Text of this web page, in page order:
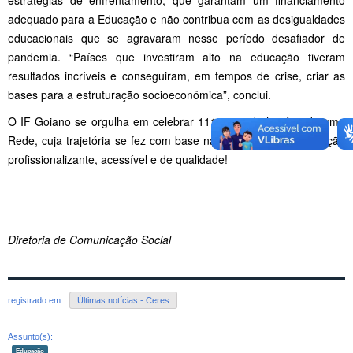
adequado para a Educação e não contribua com as desigualdades
educacionais que se agravaram nesse período desafiador de
pandemia. “Países que investiram alto na educação tiveram
resultados incríveis e conseguiram, em tempos de crise, criar as
bases para a estruturação socioeconômica”, conclui.
O IF Goiano se orgulha em celebrar 111 anos da história de uma
Rede, cuja trajetória se fez com base na oferta de uma educação
profissionalizante, acessível e de qualidade!
Diretoria de Comunicação Social
registrado em: Últimas notícias - Ceres
Assunto(s):
Educação